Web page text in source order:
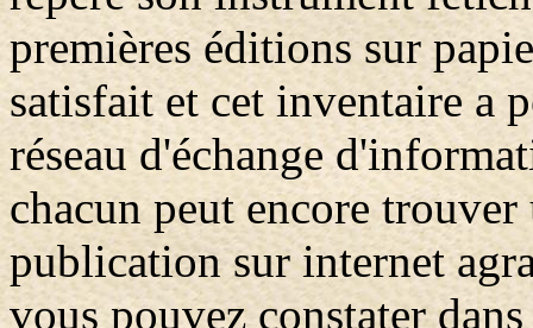
premières éditions sur
satisfait et cet inventaire a
réseau d'échange
chacun peut encore
publication sur internet
vous pouvez constater